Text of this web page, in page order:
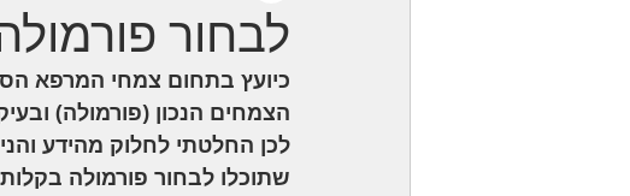
לבחור
כיועץ בתחום צמחי המרפא
הצמחים הנכון (פורמולה)
לכן החלטתי לחלוק מהידע
שתוכלו לבחור פורמולה